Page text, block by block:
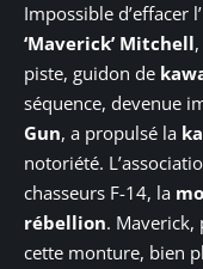
Impossible d’effacer
‘Maverick’ Mitchell
piste, guidon de
séquence, devenue
Gun, a propulsé la
notoriété.
chasseurs F-14, la
rébellion. Maverick,
cette monture, bien